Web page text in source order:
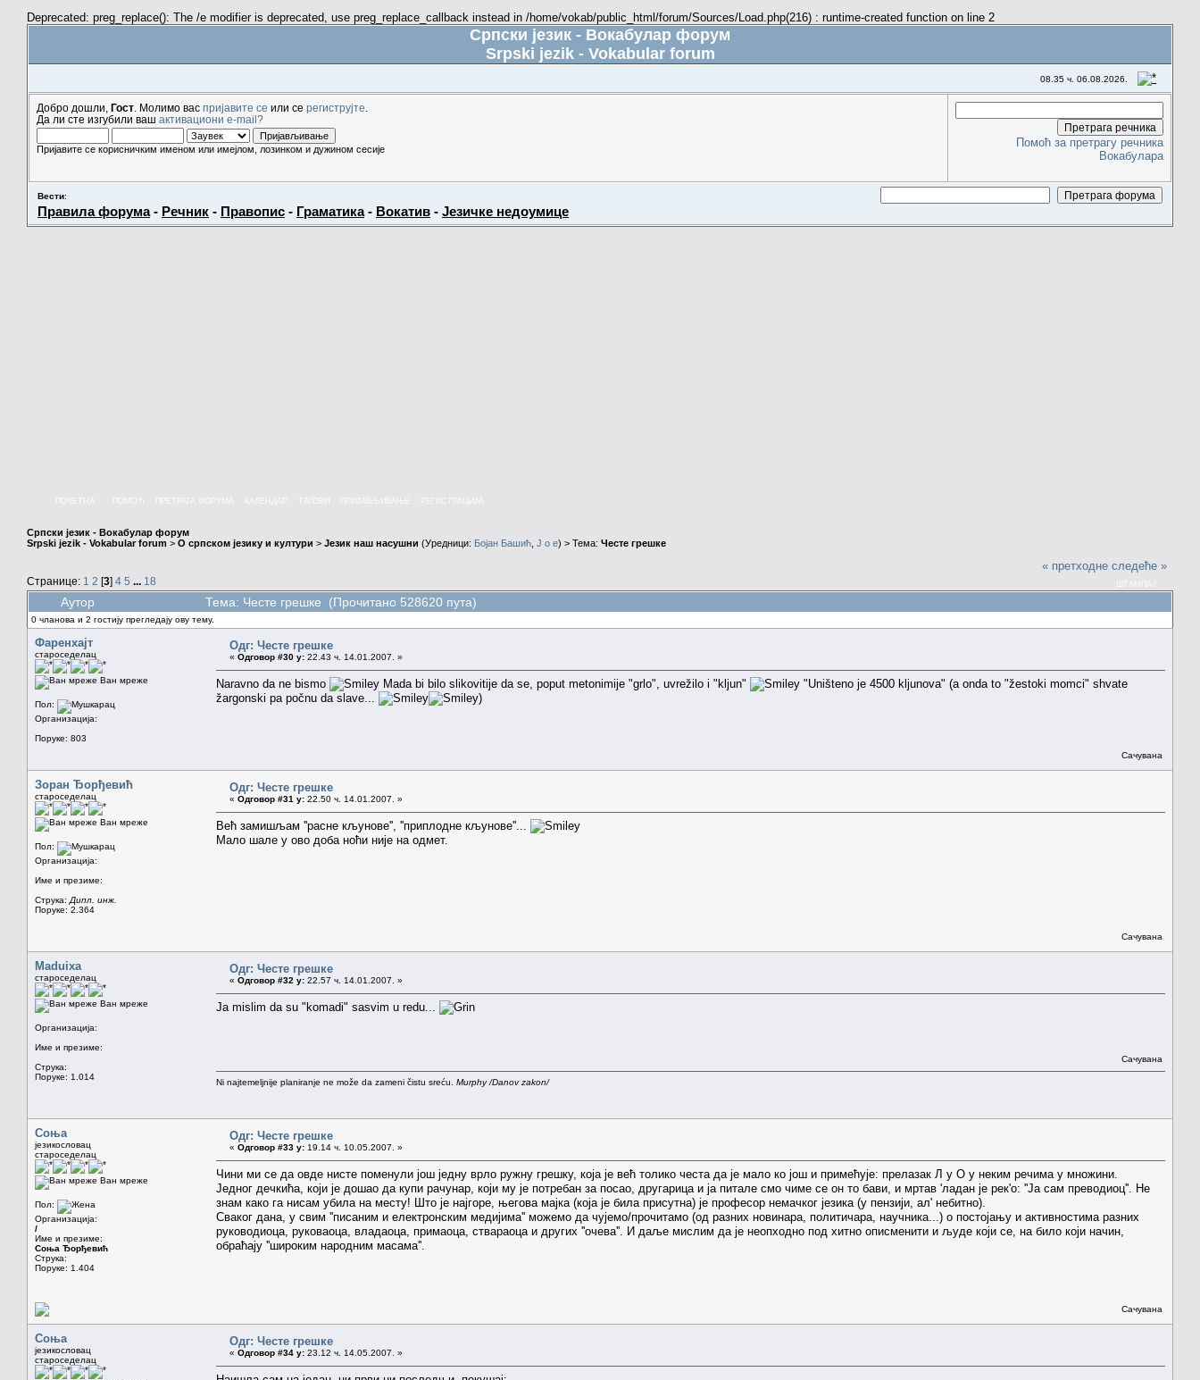
Deprecated: preg_replace(): The /e modifier is deprecated, use preg_replace_callback instead in /home/vokab/public_html/forum/Sources/Load.php(216) : runtime-created function on line 2
Српски језик - Вокабулар форум
Srpski jezik - Vokabular forum
08.35 ч. 06.08.2026.
Добро дошли, Гост . Молимо вас пријавите се или се региструјте
Да ли сте изгубили ваш активациони e-mail?
Пријавите се корисничким именом или имејлом, лозинком и дужином сесије
Помоћ за претрагу речника
Вокабулара
Вести:
Правила форума- Речник - Правопис - Граматика- Вокатив - Језичке недоумице
КАЛЕНДАР
Српски језик - Вокабулар форум
Srpski jezik - Vokabular forum > О српском језику и култури > Језик наш насушни (Уредници: Бојан Башић J o e) > Тема: Честе грешке
Странице: 1 2 [3] 4 5 ... 18
« претходне следеће »
Аутор Тема: Честе грешке (Прочитано 528620 пута)
0 чланова и 2 гостију прегледају ову тему.
Фаренхајт
староседелац
Ван мреже
Пол:
Организација:
Поруке: 803
Одг: Честе грешке
« Одговор #30 у: 22.43 ч. 14.01.2007. »
Naravno da ne bismo Mada bi bilo slikovitije da se, poput metonimije "grlo", uvrežilo i "kljun"
"Uništeno je 4500 kljunova" (a onda to "žestoki momci" shvate
žargonski pa počnu da slave...
)
Сачувана
Зоран Ђорђевић
староседелац
Ван мреже
Пол:
Организација:
Име и презиме:
Струка: Дипл. инж.
Поруке: 2.364
Одг: Честе грешке
« Одговор #31 у: 22.50 ч. 14.01.2007. »
Већ замишљам ''расне кљунове'', ''приплодне кљунове''...
Мало шале у ово доба ноћи није на одмет.
Сачувана
Maduixa
староседелац
Ван мреже
Организација:
Име и презиме:
Струка:
Поруке: 1.014
Одг: Честе грешке
« Одговор #32 у: 22.57 ч. 14.01.2007. »
Ja mislim da su "komadi" sasvim u redu...
Сачувана
Ni najtemeljnije planiranje ne može da zameni čistu sreću. Murphy /Danov zakon/
Соња
језикословац
староседелац
Ван мреже
Пол:
Организација:
/
Име и презиме:
Соња Ђорђевић
Струка:
Поруке: 1.404
Одг: Честе грешке
« Одговор #33 у: 19.14 ч. 10.05.2007. »
Чини ми се да овде нисте поменули још једну врло ружну грешку, која је већ толико честа да је мало ко још и примећује: прелазак Л у О у неким речима у множини.
Једног дечкића, који је дошао да купи рачунар, који му је потребан за посао, другарица и ја питале смо чиме се он то бави, и мртав 'ладан је рек'о: ''Ја сам преводиоц''. Не
знам како га нисам убила на месту! Што је најгоре, његова мајка (која је била присутна) је професор немачког језика (у пензији, ал' небитно).
Сваког дана, у свим ''писаним и електронским медијима'' можемо да чујемо/прочитамо (од разних новинара, политичара, научника...) о постојању и активностима разних
руководиоца, руковаоца, владаоца, примаоца, ствараоца и других ''очева''. И даље мислим да је неопходно под хитно описменити и људе који се, на било који начин,
обраћају ''широким народним масама''.
Сачувана
Соња
језикословац
староседелац
Одг: Честе грешке
« Одговор #34 у: 23.12 ч. 14.05.2007. »